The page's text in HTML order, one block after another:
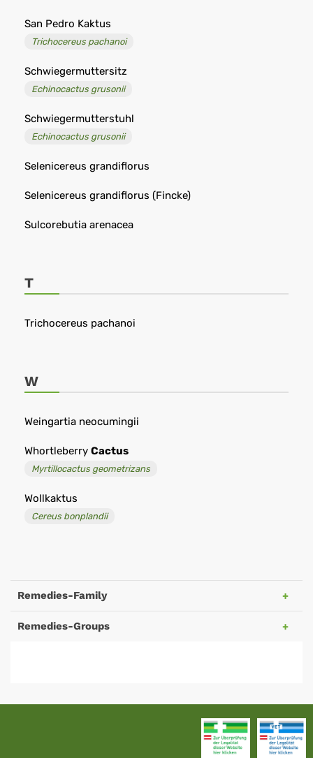
San Pedro Kaktus
Trichocereus pachanoi
Schwiegermuttersitz
Echinocactus grusonii
Schwiegermutterstuhl
Echinocactus grusonii
Selenicereus grandiflorus
Selenicereus grandiflorus (Fincke)
Sulcorebutia arenacea
T
Trichocereus pachanoi
W
Weingartia neocumingii
Whortleberry Cactus
Myrtillocactus geometrizans
Wollkaktus
Cereus bonplandii
Remedies-Family
Remedies-Groups